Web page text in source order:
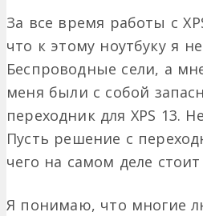
За все время работы с
что к этому ноутбуку я
Беспроводные сели, а
меня были с собой
переходник для XPS 13.
Пусть решение с
чего на самом деле
Я понимаю, что многие